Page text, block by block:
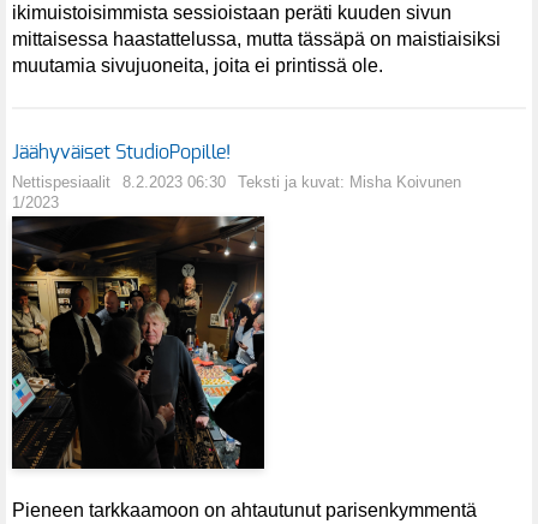
ikimuistoisimmista sessioistaan peräti kuuden sivun
mittaisessa haastattelussa, mutta tässäpä on maistiaisiksi
muutamia sivujuoneita, joita ei printissä ole.
Jäähyväiset StudioPopille!
Nettispesiaalit 8.2.2023 06:30
Teksti ja kuvat: Misha Koivunen
1/2023
Pieneen tarkkaamoon on ahtautunut parisenkymmentä